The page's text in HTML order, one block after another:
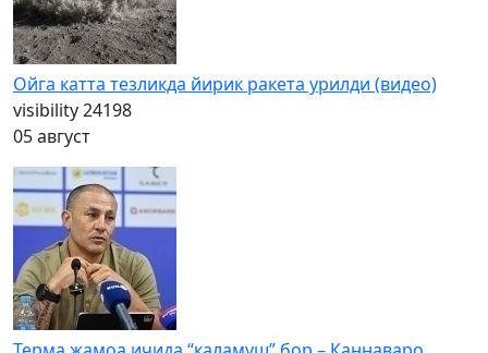
Ойга катта тезликда йирик ракета урилди (видео)
visibility24198
05 август